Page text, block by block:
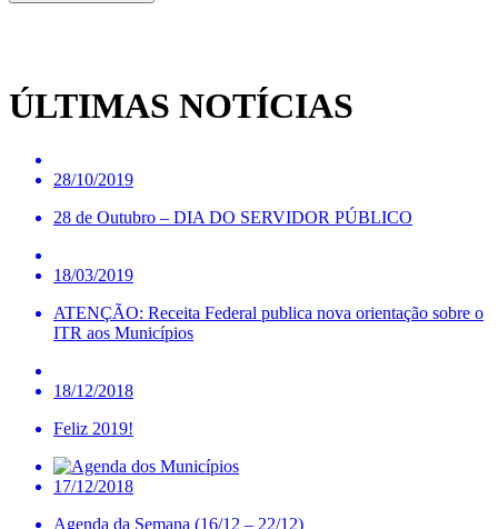
ÚLTIMAS NOTÍCIAS
28/10/2019
28 de Outubro – DIA DO SERVIDOR PÚBLICO
18/03/2019
ATENÇÃO: Receita Federal publica nova orientação sobre o
ITR aos Municípios
18/12/2018
Feliz 2019!
17/12/2018
Agenda da Semana (16/12 – 22/12)